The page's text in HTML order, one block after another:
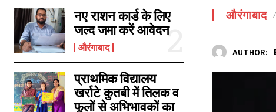
नए राशन कार्ड के लिए
जल्द जमा करें आवेदन
औरंगाबाद
प्राथमिक विद्यालय
खर्राटे कुतबी में तिलक व
फूलों से अभिभावकों का
औरंगाबाद
AUTHOR: